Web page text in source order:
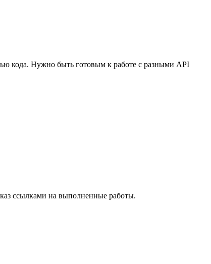
кода. Нужно быть готовым к работе с разными API
ссылками на выполненные работы.